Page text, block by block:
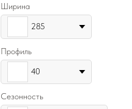
Ширина
285
Профиль
40
Сезонность